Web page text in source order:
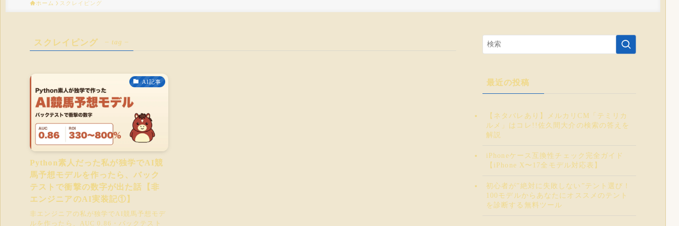
ホーム スクレイピング
スクレイピング – tag –
AI記事
Python素人だった私が独学でAI競
馬予想モデルを作ったら、バック
テストで衝撃の数字が出た話【非
エンジニアのAI実装記①】
非エンジニアの私が独学でAI競馬予想モデ
ルを作ったら、AUC 0.86・バックテスト
最近の投稿
【ネタバレあり】メルカリCM「テミリカ
ルメ」はコレ!!佐久間大介の検索の答えを
解説
iPhoneケース互換性チェック完全ガイド
【iPhone X〜17全モデル対応表】
初心者が”絶対に失敗しない”テント選び！
100モデルからあなたにオススメのテント
を診断する無料ツール